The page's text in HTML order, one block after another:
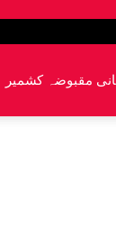
مقبوضہ کشمیر